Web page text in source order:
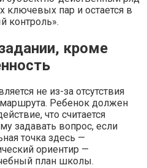
ключевых пар и остается в
контроль».
кроме
не из-за отсутствия
Ребенок должен
что считается
задавать вопрос, если
точка здесь —
ориентир —
план школы.